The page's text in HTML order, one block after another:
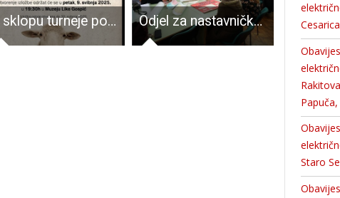
U sklopu turneje po Hrvatskoj, samostalna izložba “MI HRVATI” najpoznatijeg suvremenog karikaturista Nika Titanika stiže u Muzej Like Gospić! Odjel za nastavničke studije u Gospiću Sveučilišta u Zadru i Osnovna škola „dr. Jure Turića“ u Gospiću obilježili 16.tjedan psihologije
Cesarica
Staro